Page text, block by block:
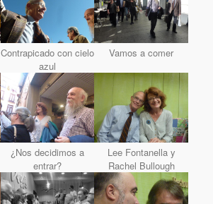
Contrapicado con cielo
azul
Vamos a comer
¿Nos decidimos a
entrar?
Lee Fontanella y
Rachel Bullough